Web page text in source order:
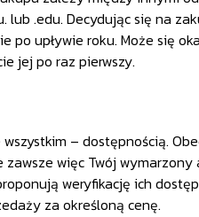
lub .edu. Decydując się na
po upływie roku. Może się
jej po raz pierwszy.
– dostępnością.
więc Twój
weryfikację ich
za określoną cenę.